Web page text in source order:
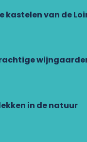
kastelen van de
in de natuur